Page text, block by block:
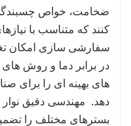
ضخامت، خواص چسبندگی
کنند که متناسب با
سفارشی سازی امکان
در برابر دما و روش
های بهینه ای را برای
بسترهای مختلف را